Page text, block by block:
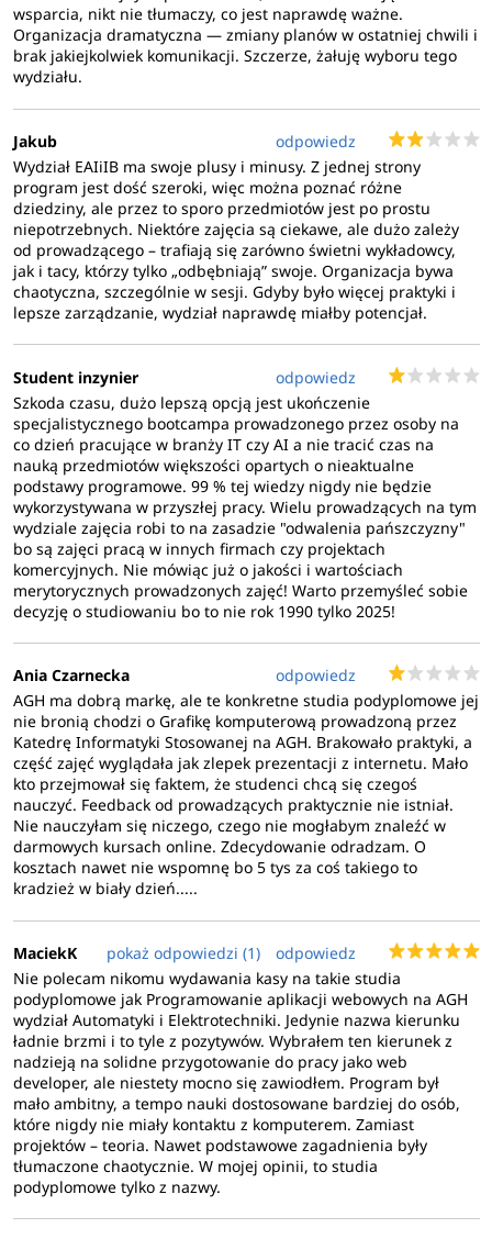
wsparcia, nikt nie tłumaczy, co jest naprawdę ważne.
Organizacja dramatyczna — zmiany planów w ostatniej chwili i
brak jakiejkolwiek komunikacji. Szczerze, żałuję wyboru tego
wydziału.
Jakub
odpowiedz
Wydział EAIiIB ma swoje plusy i minusy. Z jednej strony
program jest dość szeroki, więc można poznać różne
dziedziny, ale przez to sporo przedmiotów jest po prostu
niepotrzebnych. Niektóre zajęcia są ciekawe, ale dużo zależy
od prowadzącego – trafiają się zarówno świetni wykładowcy,
jak i tacy, którzy tylko „odbębniają” swoje. Organizacja bywa
chaotyczna, szczególnie w sesji. Gdyby było więcej praktyki i
lepsze zarządzanie, wydział naprawdę miałby potencjał.
Student inzynier
odpowiedz
Szkoda czasu, dużo lepszą opcją jest ukończenie
specjalistycznego bootcampa prowadzonego przez osoby na
co dzień pracujące w branży IT czy AI a nie tracić czas na
nauką przedmiotów większości opartych o nieaktualne
podstawy programowe. 99 % tej wiedzy nigdy nie będzie
wykorzystywana w przyszłej pracy. Wielu prowadzących na tym
wydziale zajęcia robi to na zasadzie "odwalenia pańszczyzny"
bo są zajęci pracą w innych firmach czy projektach
komercyjnych. Nie mówiąc już o jakości i wartościach
merytorycznych prowadzonych zajęć! Warto przemyśleć sobie
decyzję o studiowaniu bo to nie rok 1990 tylko 2025!
Ania Czarnecka
odpowiedz
AGH ma dobrą markę, ale te konkretne studia podyplomowe jej
nie bronią chodzi o Grafikę komputerową prowadzoną przez
Katedrę Informatyki Stosowanej na AGH. Brakowało praktyki, a
część zajęć wyglądała jak zlepek prezentacji z internetu. Mało
kto przejmował się faktem, że studenci chcą się czegoś
nauczyć. Feedback od prowadzących praktycznie nie istniał.
Nie nauczyłam się niczego, czego nie mogłabym znaleźć w
darmowych kursach online. Zdecydowanie odradzam. O
kosztach nawet nie wspomnę bo 5 tys za coś takiego to
kradzież w biały dzień.....
MaciekK odpowiedz
pokaż odpowiedzi (1)
Nie polecam nikomu wydawania kasy na takie studia
podyplomowe jak Programowanie aplikacji webowych na AGH
wydział Automatyki i Elektrotechniki. Jedynie nazwa kierunku
ładnie brzmi i to tyle z pozytywów. Wybrałem ten kierunek z
nadzieją na solidne przygotowanie do pracy jako web
developer, ale niestety mocno się zawiodłem. Program był
mało ambitny, a tempo nauki dostosowane bardziej do osób,
które nigdy nie miały kontaktu z komputerem. Zamiast
projektów – teoria. Nawet podstawowe zagadnienia były
tłumaczone chaotycznie. W mojej opinii, to studia
podyplomowe tylko z nazwy.